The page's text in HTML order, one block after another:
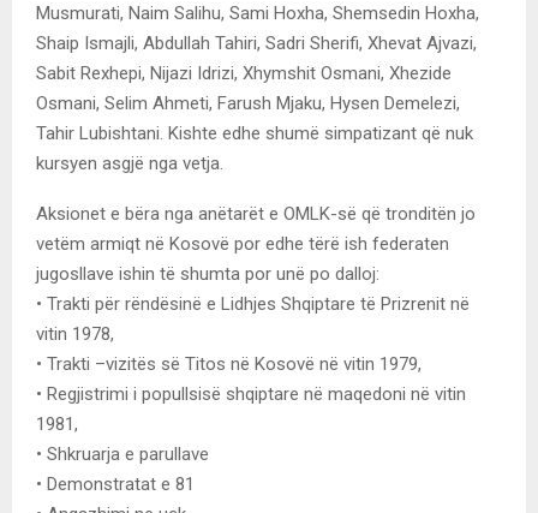
Musmurati, Naim Salihu, Sami Hoxha, Shemsedin Hoxha,
Shaip Ismajli, Abdullah Tahiri, Sadri Sherifi, Xhevat Ajvazi,
Sabit Rexhepi, Nijazi Idrizi, Xhymshit Osmani, Xhezide
Osmani, Selim Ahmeti, Farush Mjaku, Hysen Demelezi,
Tahir Lubishtani. Kishte edhe shumë simpatizant që nuk
kursyen asgjë nga vetja.
Aksionet e bëra nga anëtarët e OMLK-së që tronditën jo
vetëm armiqt në Kosovë por edhe tërë ish federaten
jugosllave ishin të shumta por unë po dalloj:
• Trakti për rëndësinë e Lidhjes Shqiptare të Prizrenit në
vitin 1978,
• Trakti –vizitës së Titos në Kosovë në vitin 1979,
• Regjistrimi i popullsisë shqiptare në maqedoni në vitin
1981,
• Shkruarja e parullave
• Demonstratat e 81